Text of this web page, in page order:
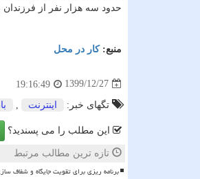
حدود سه هزار نفر از
منبع:كار در محل
1399/12/27
19:16:49
تگهای خبر: اینترنت
این مطلب را می پسندید؟
تازه ترین مطالب مرتبط
برنامه ریزی برای تقویت جایگاه و شفاف